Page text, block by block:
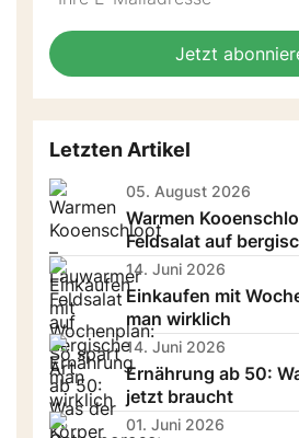
fill
this
field
Mailadresse:
Jetzt
Letzten Artikel
05. August 2026
Warmen
Feldsalat auf
14. Juni 2026
Einkaufen mit
man wirklich
14. Juni 2026
Ernährung ab 50:
jetzt braucht
01. Juni 2026